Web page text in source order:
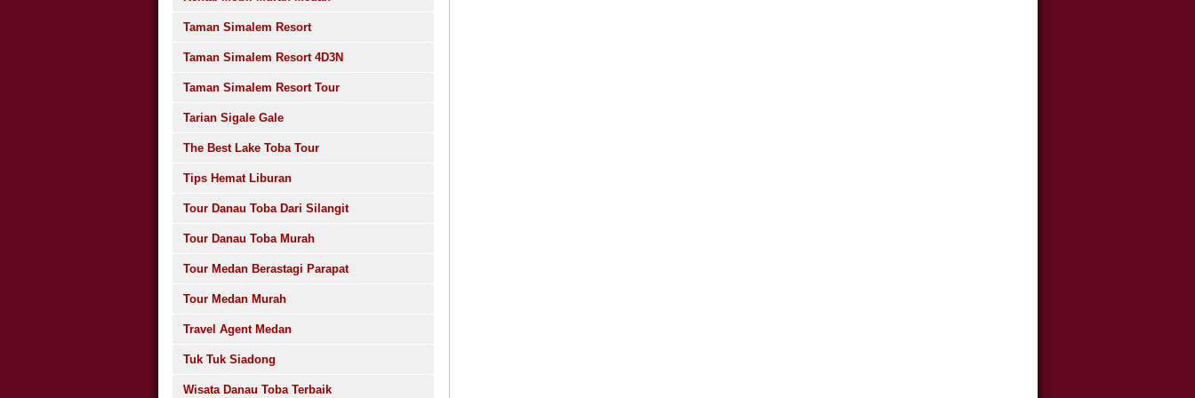
Taman Simalem Resort
Taman Simalem Resort 4D3N
Taman Simalem Resort Tour
Tarian Sigale Gale
The Best Lake Toba Tour
Tips Hemat Liburan
Tour Danau Toba Dari Silangit
Tour Danau Toba Murah
Tour Medan Berastagi Parapat
Tour Medan Murah
Travel Agent Medan
Tuk Tuk Siadong
Wisata Danau Toba Terbaik